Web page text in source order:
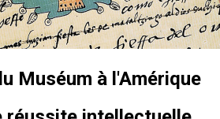
Muséum à l'Amérique